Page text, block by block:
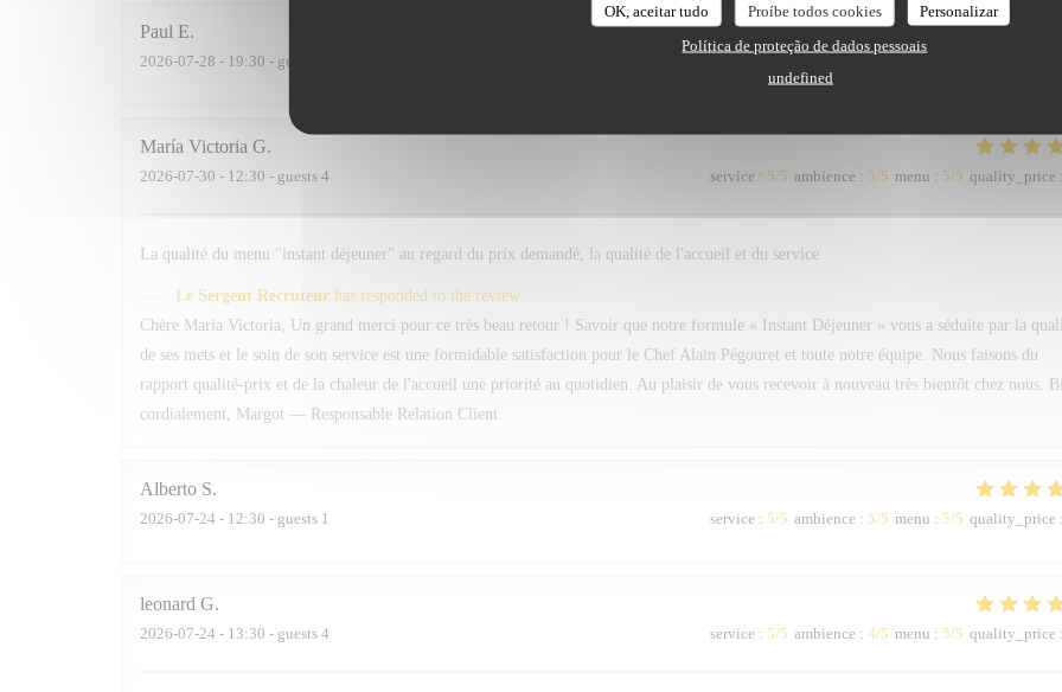
OK, aceitar tudo Proíbe todos cookies
Personalizar
Política de proteção de dados pessoais
undefined
Paul E
2026-07-28 - 19:30 - guests 2
María Victoria G
2026-07-30 - 12:30 - guests 4 service : 5/5 ambience : 5/5 menu : 5/5 quality_price :
La qualité du menu "instant déjeuner" au regard du prix demandé, la qualité de l'accueil et du service
Le Sergent Recruteur has responded to the review
Chère Maria Victoria, Un grand merci pour ce très beau retour ! Savoir que notre formule « Instant Déjeuner » vous a séduite par la
de ses mets et le soin de son service est une formidable satisfaction pour le Chef Alain Pégouret et toute notre équipe. Nous faisons du
rapport qualité-prix et de la chaleur de l'accueil une priorité au quotidien. Au plaisir de vous recevoir à nouveau très bientôt chez nous.
cordialement, Margot — Responsable Relation Client
Alberto S
2026-07-24 - 12:30 - guests 1 service : 5/5 ambience : 5/5 menu : 5/5 quality_price :
leonard G
2026-07-24 - 13:30 - guests 4 service : 5/5 ambience : 4/5 menu : 5/5 quality_price :